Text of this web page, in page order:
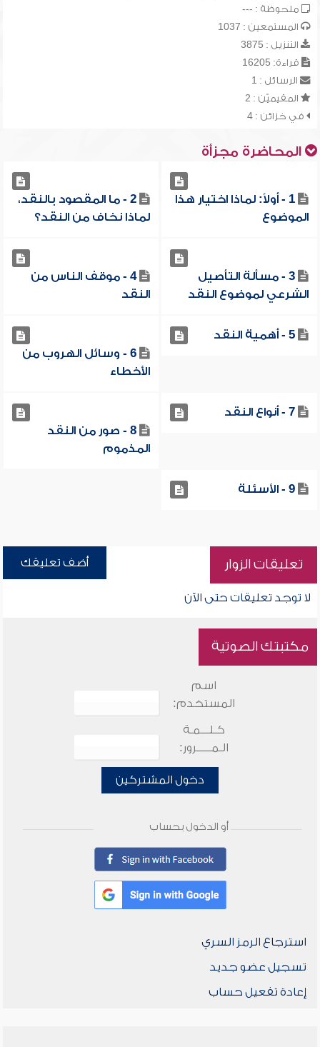
ملحوظة : ---
المستمعين : 1037
التنزيل : 3875
قراءة: 16205
الرسائل : 1
المقيميّن : 2
في خزائن : 4
المحاضرة مجزأة
1 - أولاً: لماذا اختيار هذا
الموضوع
2 - ما المقصود بالنقد،
لماذا نخاف من النقد؟
3 - مسألة التأصيل
الشرعي لموضوع النقد
4 - موقف الناس من
النقد
5 - أهمية النقد
6 - وسائل الهروب من
الأخطاء
7 - أنواع النقد
8 - صور من النقد
المذموم
9 - الأسئلة
تعليقات الزوار أضف تعليقك
لا توجد تعليقات حتى الآن
مكتبتك الصوتية
اسم
المستخدم:
كـلـــمـة
الـمـــــرور:
دخول المشتركين
أو الدخول بحساب
استرجاع الرمز السري
تسجيل عضو جديد
إعادة تفعيل حساب